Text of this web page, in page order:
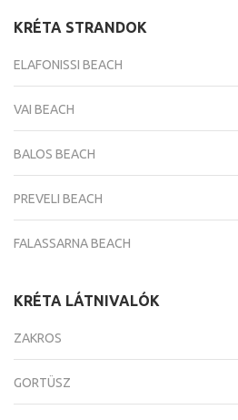
KRÉTA STRANDOK
ELAFONISSI BEACH
VAI BEACH
BALOS BEACH
PREVELI BEACH
FALASSARNA BEACH
KRÉTA LÁTNIVALÓK
ZAKROS
GORTÜSZ